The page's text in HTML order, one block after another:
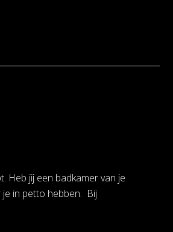
Heb jij een badkamer van je
je in petto hebben. Bij